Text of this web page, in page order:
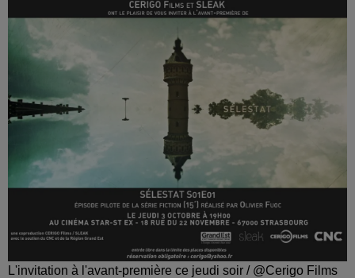
L'invitation à l'avant-première ce jeudi soir / @Cerigo Films